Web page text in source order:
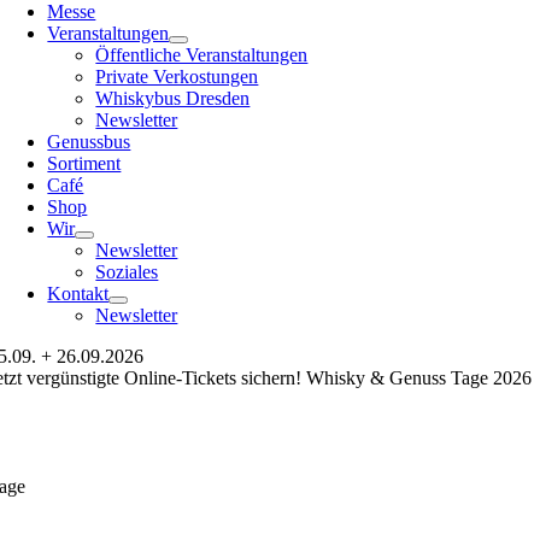
Messe
Veranstaltungen
Öffentliche Veranstaltungen
Private Verkostungen
Whiskybus Dresden
Newsletter
Genussbus
Sortiment
Café
Shop
Wir
Newsletter
Soziales
Kontakt
Newsletter
+ 26.09.2026
vergünstigte Online-Tickets sichern! Whisky & Genuss Tage 2026